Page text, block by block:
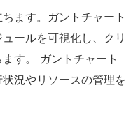
ます。ガントチャート
ールを可視化し、クリ
す。
ガントチャート
況やリソースの管理を